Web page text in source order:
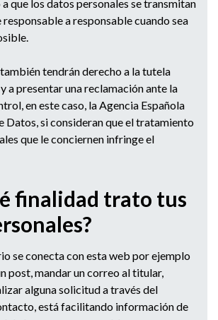
que los datos personales se transmitan
a responsable cuando sea
tendrán derecho a la tutela
a presentar una reclamación ante la
en este caso, la Agencia Española
Datos, si consideran que el tratamiento
que le conciernen infringe el
finalidad trato tus
se conecta con esta web por ejemplo
post, mandar un correo al titular,
alguna solicitud a través del
está facilitando información de